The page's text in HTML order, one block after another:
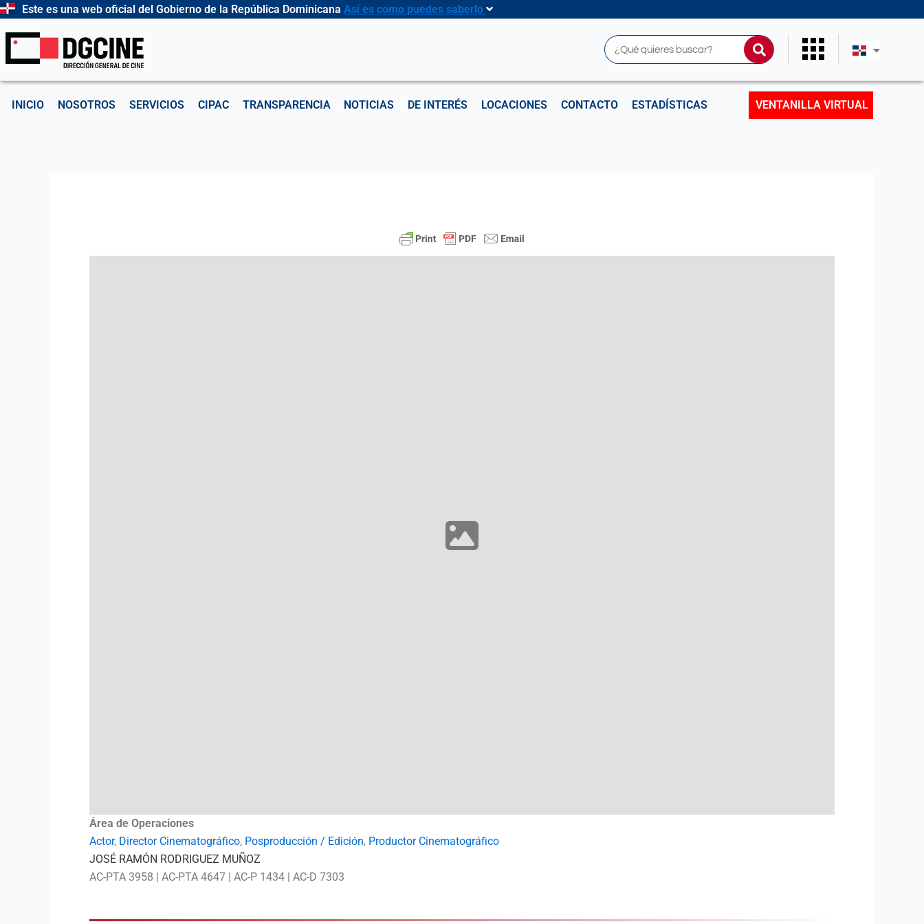
Ir
contenido
Este es una web oficial del Gobierno de la República Dominicana Así es como puedes saberlo
Buscar
INICIO NOSOTROS SERVICIOS CIPAC TRANSPARENCIA NOTICIAS DE INTERÉS LOCACIONES CONTACTO ESTADÍSTICAS VENTANILLA VIRTUAL
Área de Operaciones
Actor, Director Cinematográfico, Posproducción / Edición, Productor Cinematográfico
JOSÉ RAMÓN RODRIGUEZ MUÑOZ
AC-PTA 3958 | AC-PTA 4647 | AC-P 1434 | AC-D 7303